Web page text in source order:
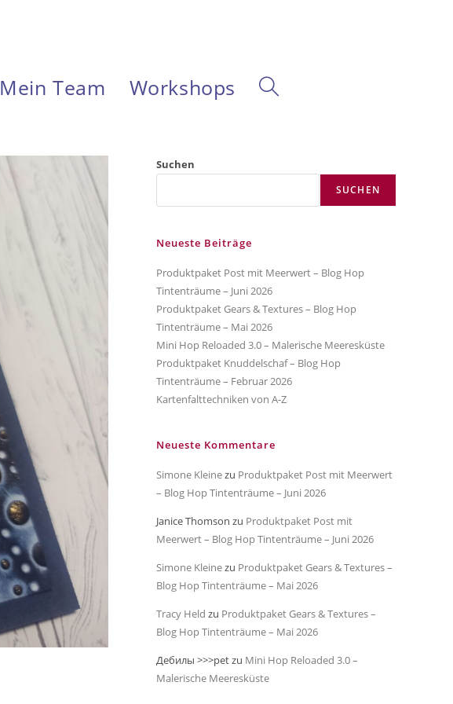
Mein Team Workshops Website-
umschalten
Suchen
SUCHEN
Neueste Beiträge
Produktpaket Post mit Meerwert – Blog Hop
Tintenträume – Juni 2026
Produktpaket Gears & Textures – Blog Hop
Tintenträume – Mai 2026
Mini Hop Reloaded 3.0 – Malerische Meeresküste
Produktpaket Knuddelschaf – Blog Hop
Tintenträume – Februar 2026
Kartenfalttechniken von A-Z
Neueste Kommentare
Simone Kleinezu Produktpaket Post mit Meerwert
– Blog Hop Tintenträume – Juni 2026
Janice Thomson zu Produktpaket Post mit
Meerwert – Blog Hop Tintenträume – Juni 2026
Simone Kleinezu Produktpaket Gears & Textures –
Blog Hop Tintenträume – Mai 2026
Tracy Held zu Produktpaket Gears & Textures –
Blog Hop Tintenträume – Mai 2026
Дебилы >>>petzu Mini Hop Reloaded 3.0 –
Malerische Meeresküste